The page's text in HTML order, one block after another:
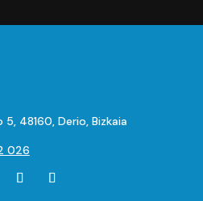
48160, Derio, Bizkaia
026